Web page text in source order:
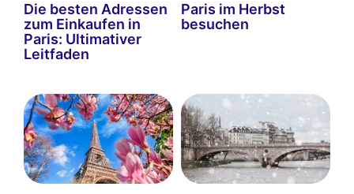
Die besten Adressen
zum Einkaufen in
Paris: Ultimativer
Leitfaden
Paris im Herbst
besuchen